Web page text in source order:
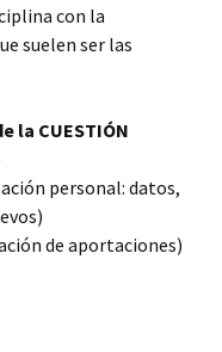
con la
suelen ser las
la CUESTIÓN
personal: datos,
de aportaciones)